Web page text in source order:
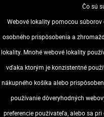
1,3" LTPS displej
výdrž batérie až 8–9 dní pri
pohotovostnom režime na
v aplikácii je dostupných viac
Značka: CANYON
Výrobca /distribútor: ASBIS
Adresa: 1037 Budapešť,
Čo sú
Webové lokality pomocou
osobného prispôsobenia a
lokality. Mnohé webové lokality
vďaka ktorým je konzistentné
nákupného košíka alebo
používanie dôveryhodných
preferencie používateľa, alebo sa